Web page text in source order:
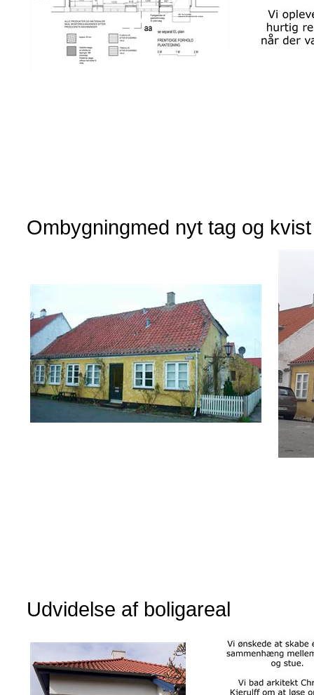
Ombygningmed nyt tag og
Udvidelse af boligareal